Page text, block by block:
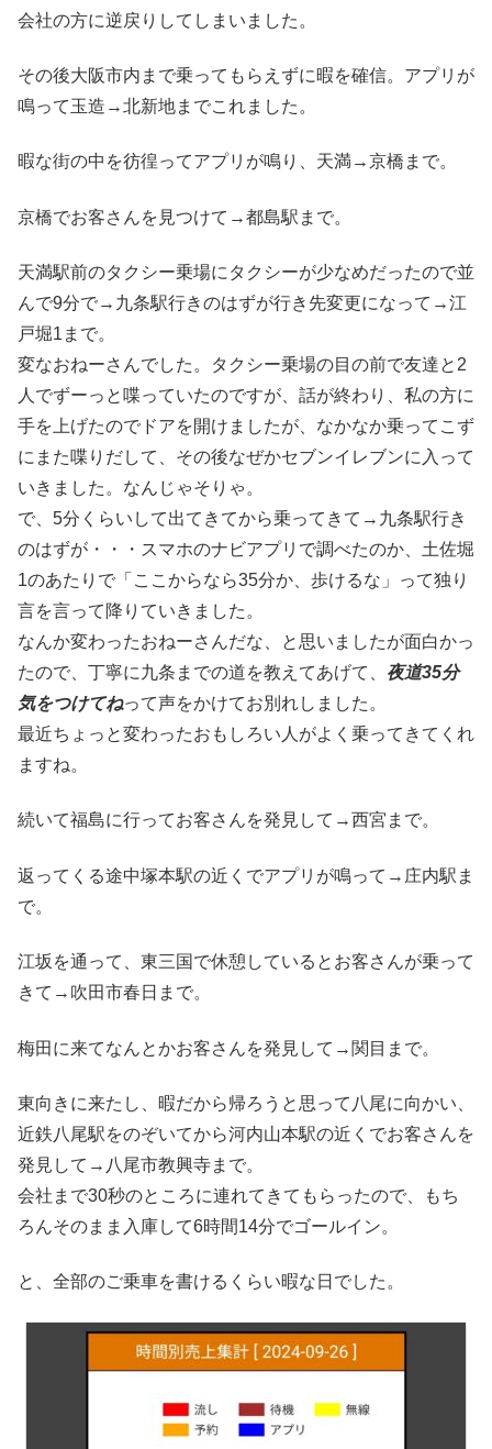
会社の方に逆戻りしてしまいました。
その後大阪市内まで乗ってもらえずに暇を確信。アプリが
鳴って玉造→北新地までこれました。
暇な街の中を彷徨ってアプリが鳴り、天満→京橋まで。
京橋でお客さんを見つけて→都島駅まで。
天満駅前のタクシー乗場にタクシーが少なめだったので並
んで9分で→九条駅行きのはずが行き先変更になって→江
戸堀1まで。
変なおねーさんでした。タクシー乗場の目の前で友達と2
人でずーっと喋っていたのですが、話が終わり、私の方に
手を上げたのでドアを開けましたが、なかなか乗ってこず
にまた喋りだして、その後なぜかセブンイレブンに入って
いきました。なんじゃそりゃ。
で、5分くらいして出てきてから乗ってきて→九条駅行き
のはずが・・・スマホのナビアプリで調べたのか、土佐堀
1のあたりで「ここからなら35分か、歩けるな」って独り
言を言って降りていきました。
なんか変わったおねーさんだな、と思いましたが面白かっ
たので、丁寧に九条までの道を教えてあげて、 夜道35分
気をつけてねって声をかけてお別れしました。
最近ちょっと変わったおもしろい人がよく乗ってきてくれ
ますね。
続いて福島に行ってお客さんを発見して→西宮まで。
返ってくる途中塚本駅の近くでアプリが鳴って→庄内駅ま
で。
江坂を通って、東三国で休憩しているとお客さんが乗って
きて→吹田市春日まで。
梅田に来てなんとかお客さんを発見して→関目まで。
東向きに来たし、暇だから帰ろうと思って八尾に向かい、
近鉄八尾駅をのぞいてから河内山本駅の近くでお客さんを
発見して→八尾市教興寺まで。
会社まで30秒のところに連れてきてもらったので、もち
ろんそのまま入庫して6時間14分でゴールイン。
と、全部のご乗車を書けるくらい暇な日でした。